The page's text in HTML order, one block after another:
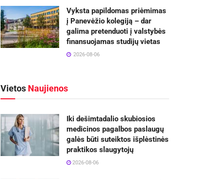
Vyksta papildomas priėmimas
į Panevėžio kolegiją – dar
galima pretenduoti į valstybės
finansuojamas studijų vietas
2026-08-06
Vietos Naujienos
Iki dešimtadalio skubiosios
medicinos pagalbos paslaugų
galės būti suteiktos išplėstinės
praktikos slaugytojų
2026-08-06